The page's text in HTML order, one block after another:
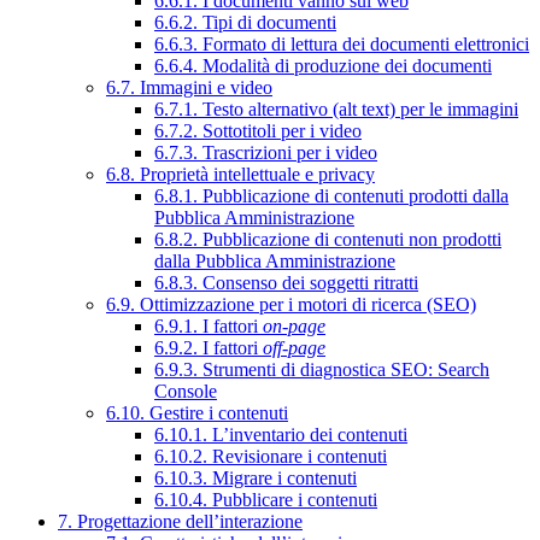
6.6.2. Tipi di documenti
6.6.3. Formato di lettura dei documenti elettronici
6.6.4. Modalità di produzione dei documenti
6.7. Immagini e video
6.7.1. Testo alternativo (alt text) per le immagini
6.7.2. Sottotitoli per i video
6.7.3. Trascrizioni per i video
6.8. Proprietà intellettuale e privacy
6.8.1. Pubblicazione di contenuti prodotti dalla
Pubblica Amministrazione
6.8.2. Pubblicazione di contenuti non prodotti
dalla Pubblica Amministrazione
6.8.3. Consenso dei soggetti ritratti
6.9. Ottimizzazione per i motori di ricerca (SEO)
6.9.1. I fattori on-page
6.9.2. I fattori off-page
6.9.3. Strumenti di diagnostica SEO: Search
Console
6.10. Gestire i contenuti
6.10.1. L’inventario dei contenuti
6.10.2. Revisionare i contenuti
6.10.3. Migrare i contenuti
6.10.4. Pubblicare i contenuti
7. Progettazione dell’interazione